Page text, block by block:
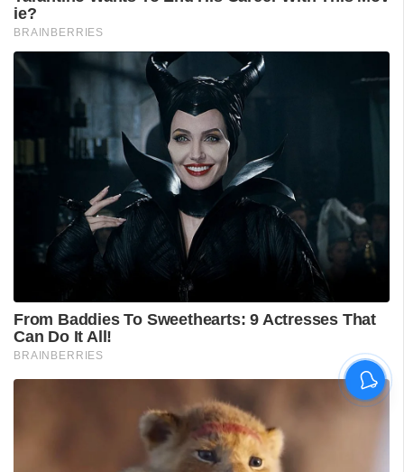
രോഗികൾക്കുണ്ടായ
ബുദ്ധിമുട്ടിൽ
ആരോഗ്യമന്ത്രിയുടെ
നിലപാട് തേടി
ഡിവൈഎഫ്‌ഐ